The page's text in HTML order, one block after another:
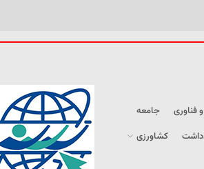
فناوری
جامعه
کشاورزی